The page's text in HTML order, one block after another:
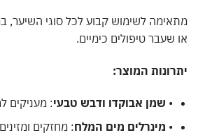
לשימוש קבוע לכל סוגי השיער,
טיפולים כימיים.
המוצר:
שמן אבוקדו ודבש טבעי: מעניקים לחות
מינרלים מים המלח: מחזקים ומזינים